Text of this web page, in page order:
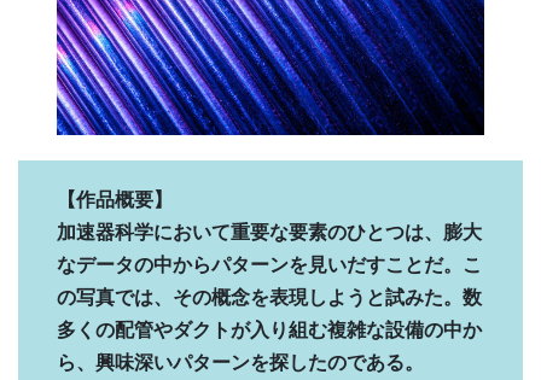
【作品概要】
加速器科学において重要な要素のひとつは、膨大
なデータの中からパターンを見いだすことだ。こ
の写真では、その概念を表現しようと試みた。数
多くの配管やダクトが入り組む複雑な設備の中か
ら、興味深いパターンを探したのである。